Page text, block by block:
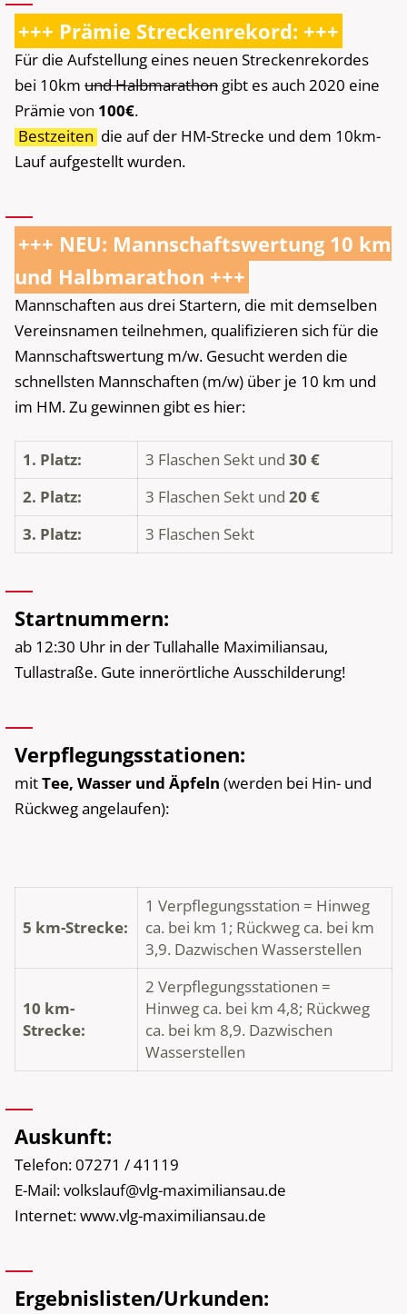
+++ Prämie Streckenrekord: +++
Für die Aufstellung eines neuen Streckenrekordes
bei 10km und Halbmarathon gibt es auch 2020 eine
Prämie von 100€.
Bestzeiten die auf der HM-Strecke und dem 10km-
Lauf aufgestellt wurden.
+++ NEU: Mannschaftswertung 10 km
und Halbmarathon +++
Mannschaften aus drei Startern, die mit demselben
Vereinsnamen teilnehmen, qualifizieren sich für die
Mannschaftswertung m/w. Gesucht werden die
schnellsten Mannschaften (m/w) über je 10 km und
im HM. Zu gewinnen gibt es hier:
1. Platz: 3 Flaschen Sekt und 30 €
2. Platz:
3 Flaschen Sekt und 20 €
3. Platz:
3 Flaschen Sekt
Startnummern:
ab 12:30 Uhr in der Tullahalle Maximiliansau,
Tullastraße. Gute innerörtliche Ausschilderung!
Verpflegungsstationen:
mitTee, Wasser und Äpfeln (werden bei Hin- und
Rückweg angelaufen):
5 km-Strecke:
1 Verpflegungsstation = Hinweg
ca. bei km 1; Rückweg ca. bei km
3,9. Dazwischen Wasserstellen
10 km-
Strecke:
2 Verpflegungsstationen =
Hinweg ca. bei km 4,8; Rückweg
ca. bei km 8,9. Dazwischen
Wasserstellen
Auskunft:
Telefon: 07271 / 41119
E-Mail: volkslauf@vlg-maximiliansau.de
Internet: www.vlg-maximiliansau.de
Ergebnislisten/Urkunden: